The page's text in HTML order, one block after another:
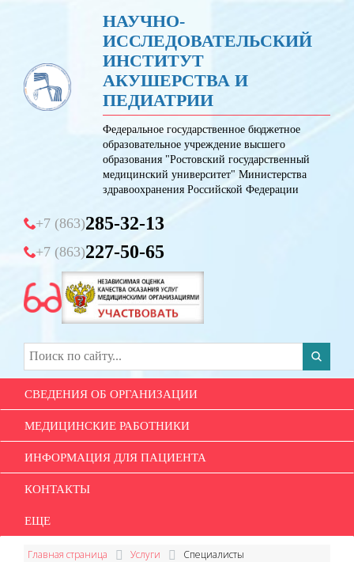
НАУЧНО-
ИССЛЕДОВАТЕЛЬСКИЙ
ИНСТИТУТ
АКУШЕРСТВА И
ПЕДИАТРИИ
Федеральное государственное бюджетное
образовательное учреждение высшего
образования "Ростовский государственный
медицинский университет" Министерства
здравоохранения Российской Федерации
+7 (863)285-32-13
+7 (863)227-50-65
СВЕДЕНИЯ ОБ ОРГАНИЗАЦИИ
МЕДИЦИНСКИЕ РАБОТНИКИ
ИНФОРМАЦИЯ ДЛЯ ПАЦИЕНТА
КОНТАКТЫ
ЕЩЕ
Главная страница Услуги Специалисты